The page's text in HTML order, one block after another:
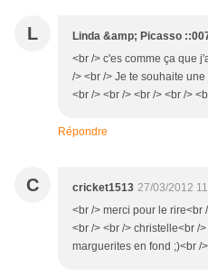
L Linda &amp; Picasso
<br /> c'es comme ça que
/> <br /> Je te souhaite
<br /> <br /> <br /> <br />
Répondre
C cricket1513 27/03/2012
<br /> merci pour le rire<br
<br /> <br /> christelle<br /
marguerites en fond ;)<br /